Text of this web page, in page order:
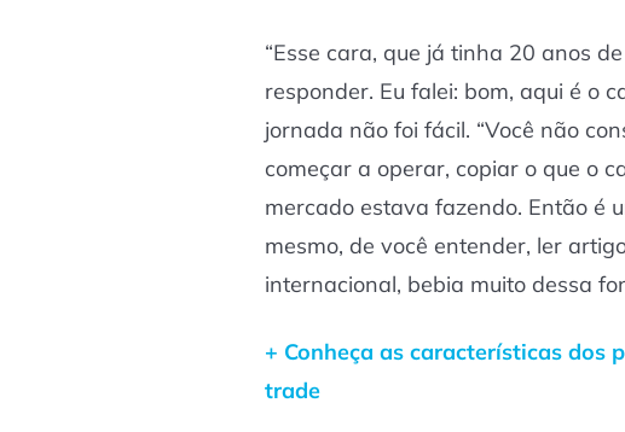
“Esse cara, que já tinha 20 anos
responder. Eu falei: bom, aqui é o
jornada não foi fácil. “Você não
começar a operar, copiar o que o
mercado estava fazendo. Então é
mesmo, de você entender, ler
internacional, bebia muito dessa
+ Conheça as características dos
trade